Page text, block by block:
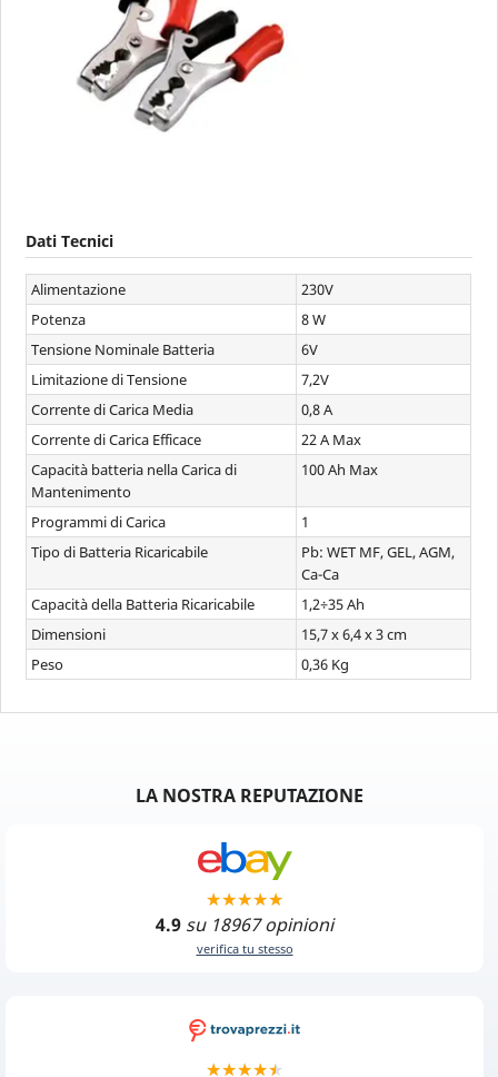
Dati Tecnici
Alimentazione
230V
Potenza
8 W
Tensione Nominale Batteria
6V
Limitazione di Tensione
7,2V
Corrente di Carica Media
0,8 A
Corrente di Carica Efficace
22 A Max
Capacità batteria nella Carica di
Mantenimento
100 Ah Max
Programmi di Carica
1
Tipo di Batteria Ricaricabile
Pb: WET MF, GEL, AGM,
Ca-Ca
Capacità della Batteria Ricaricabile
1,2÷35 Ah
Dimensioni
15,7 x 6,4 x 3 cm
Peso
0,36 Kg
LA NOSTRA REPUTAZIONE
4.9 su 18967 opinioni
verifica tu stesso